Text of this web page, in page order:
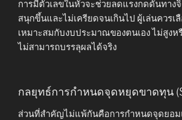
การมีตัวเลขในหัวจะช่วยลดแรงกดดันทาง
สนุกขึ้นและไม่เครียดจนเกินไป ผู้เล่นควรเ
เหมาะสมกับงบประมาณของตนเอง ไม่สูง
ไม่สามารถบรรลุผลได้จริง
กลยุทธ์การกำหนดจุดหยุดขาดทุน
ส่วนที่สำคัญไม่แพ้กันคือการกำหนดจุดยอม